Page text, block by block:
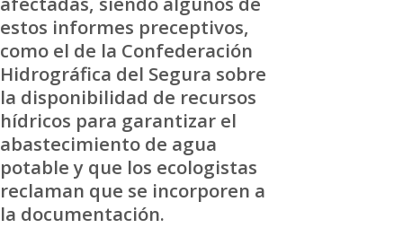
estos informes preceptivos,
como el de la Confederación
Hidrográfica del Segura sobre
la disponibilidad de recursos
hídricos para garantizar el
abastecimiento de agua
potable y que los ecologistas
reclaman que se incorporen a
la documentación.